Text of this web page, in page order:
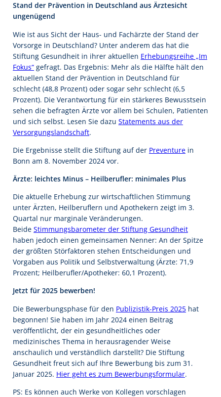
Stand der Prävention in Deutschland aus Ärztesicht
ungenügend
Wie ist aus Sicht der Haus- und Fachärzte der Stand der
Vorsorge in Deutschland? Unter anderem das hat die
Stiftung Gesundheit in ihrer aktuellen Erhebungsreihe „Im
Fokus“ gefragt. Das Ergebnis: Mehr als die Hälfte hält den
aktuellen Stand der Prävention in Deutschland für
schlecht (48,8 Prozent) oder sogar sehr schlecht (6,5
Prozent). Die Verantwortung für ein stärkeres Bewusstsein
sehen die befragten Ärzte vor allem bei Schulen, Patienten
und sich selbst. Lesen Sie dazu Statements aus der
Versorgungslandschaft.
Die Ergebnisse stellt die Stiftung auf der Preventure in
Bonn am 8. November 2024 vor.
Ärzte: leichtes Minus – Heilberufler: minimales Plus
Die aktuelle Erhebung zur wirtschaftlichen Stimmung
unter Ärzten, Heilberuflern und Apothekern zeigt im 3.
Quartal nur marginale Veränderungen.
Beide Stimmungsbarometer der Stiftung Gesundheit
haben jedoch einen gemeinsamen Nenner: An der Spitze
der größten Störfaktoren stehen Entscheidungen und
Vorgaben aus Politik und Selbstverwaltung (Ärzte: 71,9
Prozent; Heilberufler/Apotheker: 60,1 Prozent).
Jetzt für 2025 bewerben!
Die Bewerbungsphase für den Publizistik-Preis 2025 hat
begonnen! Sie haben im Jahr 2024 einen Beitrag
veröffentlicht, der ein gesundheitliches oder
medizinisches Thema in herausragender Weise
anschaulich und verständlich darstellt? Die Stiftung
Gesundheit freut sich auf Ihre Bewerbung bis zum 31.
Januar 2025. Hier geht es zum Bewerbungsformular.
PS: Es können auch Werke von Kollegen vorschlagen